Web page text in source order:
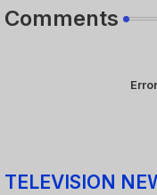
Comments
TELEVISION